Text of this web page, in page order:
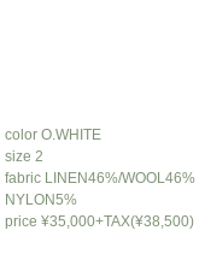
color O.WHITE
size 2
fabric LINEN46%/WOOL46%
NYLON5%
price ¥35,000+TAX(¥38,500)